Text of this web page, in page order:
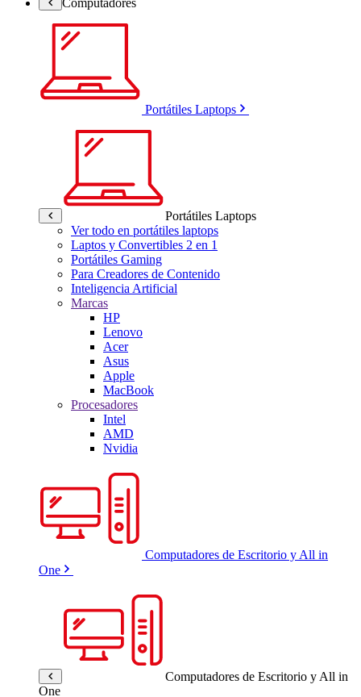
Portátiles Laptops
Portátiles Laptops
Ver todo en portátiles laptops
Laptos y Convertibles 2 en 1
Portátiles Gaming
Para Creadores de Contenido
Inteligencia Artificial
Marcas
HP
Lenovo
Acer
Asus
Apple
MacBook
Procesadores
Intel
AMD
Nvidia
Computadores de Escritorio y All in
One
Computadores de Escritorio y All in
One